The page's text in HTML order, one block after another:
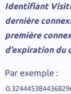
Identifiant
dernière
première
d’expiration du
Par exemple :